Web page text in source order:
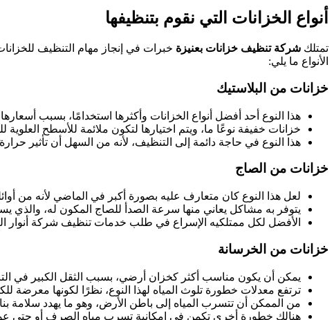
أنواع الخزانات التي نقوم بتنظيفها
تمتلك شركة تنظيف خزانات بعنيزة خبرات في إنجاز مهام التنظيف
الأنواع ما يلي:
خزانات من البلاستيك
هذا النوع أحد أفضل أنواع الخزانات وأكثرها استخدامًا، بسبب
خزانات خفيفة نوعًا ما، ويتم اختيارها لتكون ملائمة للأسطح العلوية
هذا النوع في حاجة دائمة إلى التنظيف، لأنه من السهل أن تأثير
خزانات من الصاج
لعل هذا النوع كان متعارف عليه بصورة أكبر في الماضي لأنه من
يتوفر به مشاكل يعاني منها سرعة الصدأ للصاج المكون له، والذي
الأفضل لكل ممتلكيه الإسراع في طلب خدمات تنظيف شركة أنوار
خزانات من الخرسانة
يمكن أن يكون مناسب أكثر كخزان أرضي، بسبب الثقل الكبير في
ترتفع معدلات خطورة تلوث المياه لهذا النوع، نظرًا لكونها معرضة
من الممكن أن تتسرب المياه إلى باطن الأرض، وهو ما يهدد سلامة
هنالك خطورة أخرى تكمن في إمكانية تسرب مياه الصرف أو حتى